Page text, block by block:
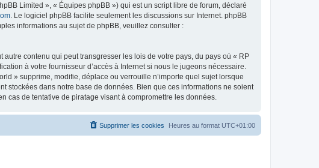
Limited », « Équipes phpBB ») qui est un script libre de forum, déclaré
. Le logiciel phpBB facilite seulement les discussions sur Internet. phpBB
informations au sujet de phpBB, veuillez consulter :
contenu qui peut transgresser les lois de votre pays, du pays où « RP
à votre fournisseur d’accès à Internet si nous le jugeons nécessaire.
» supprime, modifie, déplace ou verrouille n’importe quel sujet lorsque
stockées dans notre base de données. Bien que ces informations ne soient
cas de tentative de piratage visant à compromettre les données.
Heures au format UTC+01:00
Supprimer les cookies